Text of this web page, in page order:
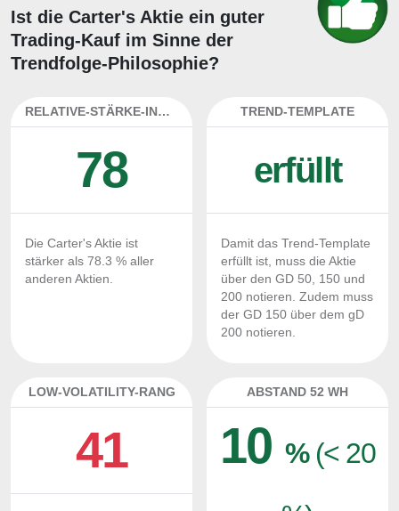
Ist die Carter's Aktie ein guter
Trading-Kauf im Sinne der
Trendfolge-Philosophie?
RELATIVE-STÄRKE-INDEX
78
Die Carter's Aktie ist
stärker als 78.3 % aller
anderen Aktien.
TREND-TEMPLATE
erfüllt
Damit das Trend-Template
erfüllt ist, muss die Aktie
über den GD 50, 150 und
200 notieren. Zudem muss
der GD 150 über dem gD
200 notieren.
LOW-VOLATILITY-RANG
41
ABSTAND 52 WH
10% (< 20